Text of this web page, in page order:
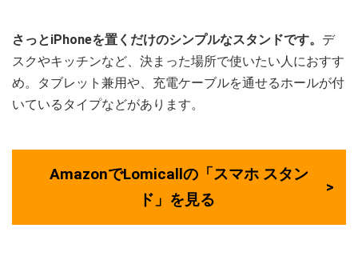
さっとiPhoneを置くだけのシンプルなスタンドです。 デ
スクやキッチンなど、決まった場所で使いたい人におすす
め。タブレット兼用や、充電ケーブルを通せるホールが付
いているタイプなどがあります。
AmazonでLomicallの「スマホ スタン
ド」を見る